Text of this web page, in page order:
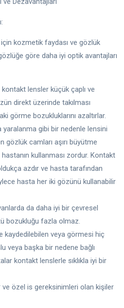
kozmetik faydası ve gözlük
göre daha iyi optik avantajları
lensler küçük çaplı ve
direkt üzerinde takılması
görme bozukluklarını azaltırlar.
yaralanma gibi bir nedenle lensini
camları aşırı büyütme
kullanması zordur. Kontakt
azdır ve hasta tarafından
hasta her iki gözünü kullanabilir
da daha iyi bir çevresel
bozukluğu fazla olmaz.
kaydedilebilen veya görmesi hiç
veya başka bir nedene bağlı
kontakt lenslerle sıklıkla iyi bir
özel is gereksinimleri olan kişiler